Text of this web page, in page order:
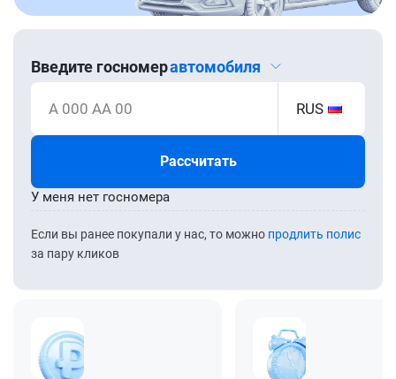
Введите госномеравтомобиля
А 000 АА 00 RUS
Рассчитать
Если вы ранее покупали у нас, то можно продлить полис
за пару кликов
У меня нет госномера